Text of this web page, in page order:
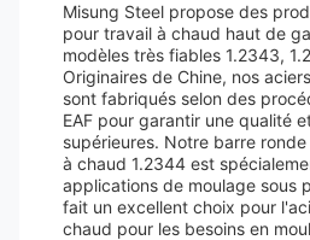
Misung Steel propose des
pour travail à chaud haut de
modèles très fiables 1.2343,
Originaires de Chine, nos
sont fabriqués selon des
EAF pour garantir une qualité
supérieures. Notre barre
à chaud 1.2344 est
applications de moulage sous
fait un excellent choix pour
chaud pour les besoins en